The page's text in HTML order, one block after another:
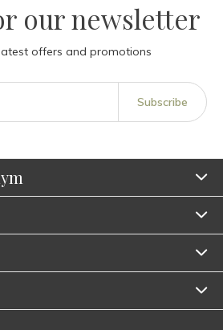
our newsletter
offers and promotions
Subscribe